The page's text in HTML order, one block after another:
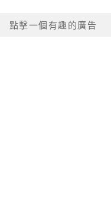
點擊一個有趣的廣告